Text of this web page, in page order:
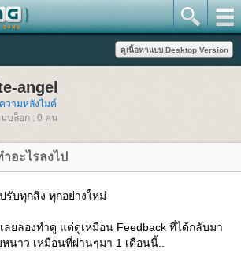
angel
วามหลังไมค์
บล็อก : 0 คน
อะไรลงไป
รับทุกสิ่ง ทุกอย่างใหม่
ลยลองทำดู แต่ดูเหมือน Feedback ที่ได้กลับมา
นาว เหมือนที่ผ่านๆมา 1 เดือนนี้..